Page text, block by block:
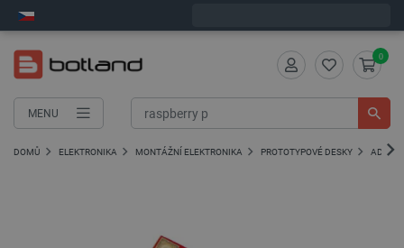
MENU
0
DOMŮ ELEKTRONIKA MONTÁŽNÍ ELEKTRONIKA PROTOTYPOVÉ DESKY